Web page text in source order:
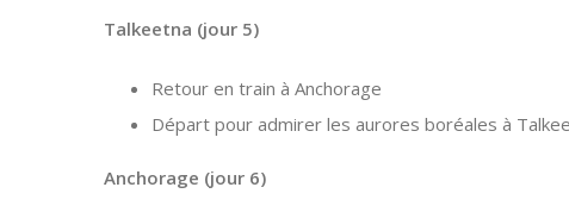
Talkeetna (jour 5)
Retour en train à Anchorage
Départ pour admirer les aurores boréales à
Anchorage (jour 6)